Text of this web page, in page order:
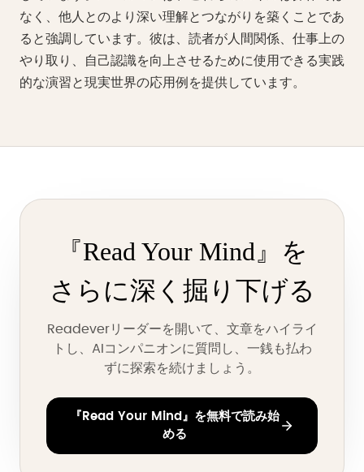
なく、他人とのより深い理解とつながりを築くことであ
ると強調しています。彼は、読者が人間関係、仕事上の
やり取り、自己認識を向上させるために使用できる実践
的な演習と現実世界の応用例を提供しています。
『Read Your Mind』を
さらに深く掘り下げる
Readeverリーダーを開いて、文章をハイライ
トし、AIコンパニオンに質問し、一銭も払わ
ずに探索を続けましょう。
『Read Your Mind』を無料で読み始
める